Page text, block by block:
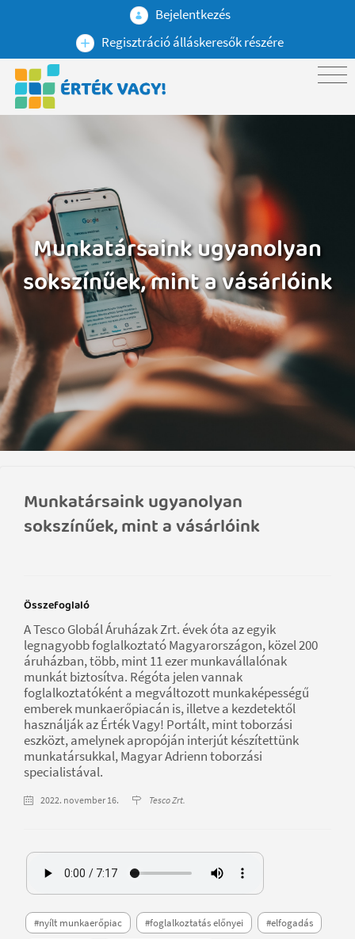
Bejelentkezés
Regisztráció álláskeresők részére
Munkatársaink ugyanolyan
sokszínűek, mint a vásárlóink
Munkatársaink ugyanolyan
sokszínűek, mint a vásárlóink
Összefoglaló
A Tesco Globál Áruházak Zrt. évek óta az egyik
legnagyobb foglalkoztató Magyarországon, közel 200
áruházban, több, mint 11 ezer munkavállalónak
munkát biztosítva. Régóta jelen vannak
foglalkoztatóként a megváltozott munkaképességű
emberek munkaerőpiacán is, illetve a kezdetektől
használják az Érték Vagy! Portált, mint toborzási
eszközt, amelynek apropóján interjút készítettünk
munkatársukkal, Magyar Adrienn toborzási
specialistával.
2022. november 16. Tesco Zrt.
#nyílt munkaerőpiac #foglalkoztatás előnyei #elfogadás